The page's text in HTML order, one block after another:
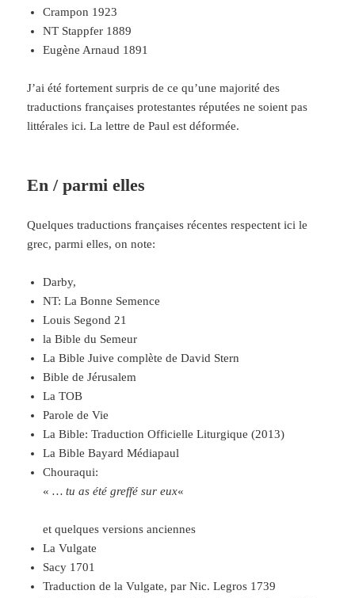
Crampon 1923
NT Stappfer 1889
Eugène Arnaud 1891
J’ai été fortement surpris de ce qu’une majorité des
traductions françaises protestantes réputées ne soient pas
littérales ici. La lettre de Paul est déformée.
En / parmi elles
Quelques traductions françaises récentes respectent ici le
grec, parmi elles, on note:
Darby,
NT: La Bonne Semence
Louis Segond 21
la Bible du Semeur
La Bible Juive complète de David Stern
Bible de Jérusalem
La TOB
Parole de Vie
La Bible: Traduction Officielle Liturgique (2013)
La Bible Bayard Médiapaul
Chouraqui:
«… tu as été greffé sur eux«
et quelques versions anciennes
La Vulgate
Sacy 1701
Traduction de la Vulgate, par Nic. Legros 1739